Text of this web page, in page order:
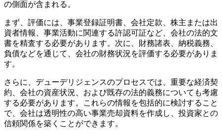
の側面が含まれる。
まず、評価には、事業登録証明書、会社定款、株主または出
資者情報、事業活動に関連する許認可証など、会社の法的文
書を精査する必要があります。次に、財務諸表、納税義務、
負債などを通じて、会社の財務状況を評価する必要がありま
す。
さらに、デューデリジェンスのプロセスでは、重要な経済契
約、会社の資産状況、および既存の法的義務についても考慮
する必要があります。これらの情報を包括的に検討すること
で、会社は透明性の高い事業売却資料を作成し、投資家との
信頼関係を築くことができます。